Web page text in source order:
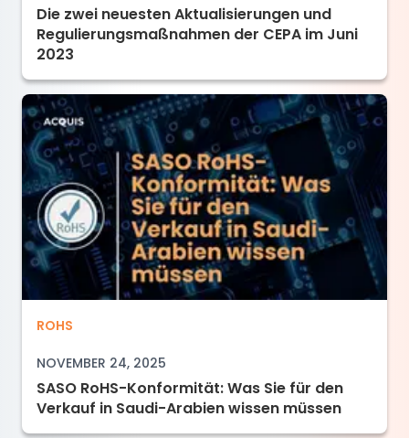
Die zwei neuesten Aktualisierungen und
Regulierungsmaßnahmen der CEPA im Juni
2023
SASO RoHS-Konformität: Was Sie für den
ROHS
NOVEMBER 24, 2025
SASO RoHS-Konformität: Was Sie für den
Verkauf in Saudi-Arabien wissen müssen